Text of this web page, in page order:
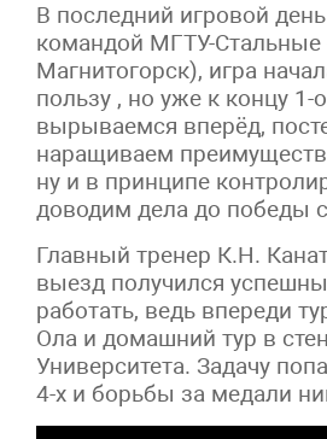
В последний игровой
командой МГТУ-Стальные
Магнитогорск), игра
пользу , но уже к концу 1-
вырываемся вперёд,
наращиваем
ну и в принципе
доводим дела до победы
Главный тренер К.Н.
выезд получился
работать, ведь впереди
Ола и домашний тур в
Университета. Задачу
4-х и борьбы за медали